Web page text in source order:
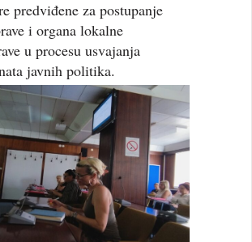
predviđene za postupanje
i organa lokalne
u procesu usvajanja
javnih politika.